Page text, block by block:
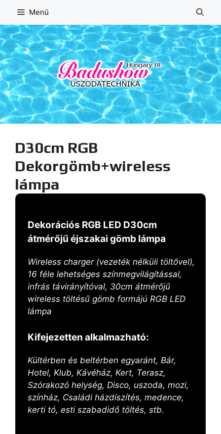
tartalomba
Menü
D30cm RGB
Dekorgömb+wireless
lámpa
Dekorációs RGB LED D30cm
átmérőjű éjszakai gömb lámpa
Wireless charger (vezeték nélküli töltővel),
16 féle lehetséges színmegvilágítással,
infrás távirányítóval, 30cm átmérőjű
wireless töltésű gömb formájú RGB LED
lámpa
Kifejezetten alkalmazható:
Kültérben és beltérben egyaránt, Bár,
Hotel, Klub, Kávéház, Kert, Terasz,
Szórakozó helység, Disco, uszoda, mozi,
színház, Családi házdíszítés, medence,
kerti tó, esti szabadidő töltés, stb.